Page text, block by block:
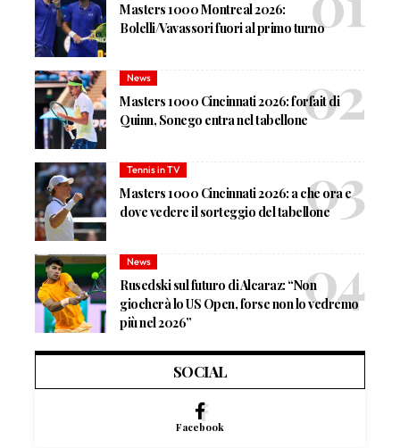
Masters 1000 Montreal 2026:
Bolelli/Vavassori fuori al primo turno
News
Masters 1000 Cincinnati 2026: forfait di
Quinn, Sonego entra nel tabellone
Tennis in TV
Masters 1000 Cincinnati 2026: a che ora e
dove vedere il sorteggio del tabellone
News
Rusedski sul futuro di Alcaraz: “Non
giocherà lo US Open, forse non lo vedremo
più nel 2026”
SOCIAL
Facebook